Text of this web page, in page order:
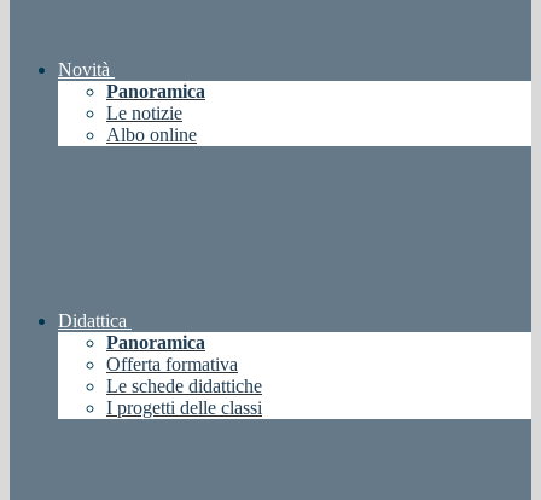
Novità
Panoramica
Le notizie
Albo online
Didattica
Panoramica
Offerta formativa
Le schede didattiche
I progetti delle classi